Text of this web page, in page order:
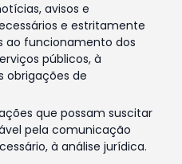
avisos e
e estritamente
ao funcionamento dos
públicos, à
obrigações de
que possam suscitar
pela comunicação
à análise jurídica.